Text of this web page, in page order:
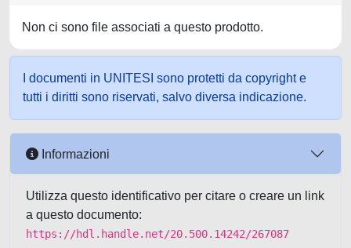
Non ci sono file associati a questo prodotto.
I documenti in UNITESI sono protetti da copyright e
tutti i diritti sono riservati, salvo diversa indicazione.
Informazioni
Utilizza questo identificativo per citare o creare un link
a questo documento:
https://hdl.handle.net/20.500.14242/267087